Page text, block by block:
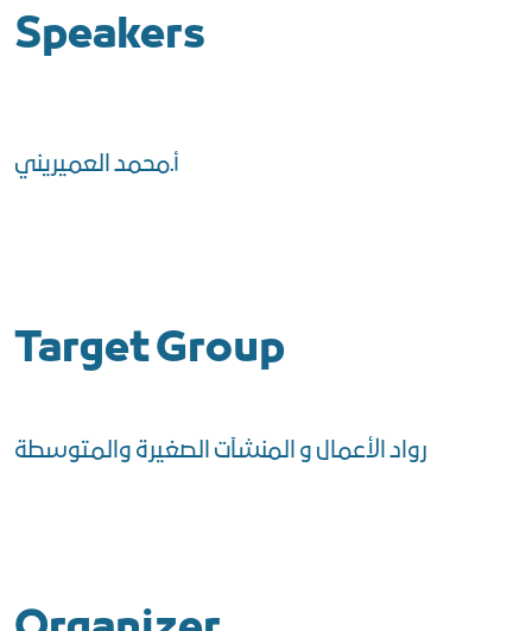
Speakers
أ.محمد العميريني
Target Group
رواد الأعمال و المنشآت الصغيرة والمتوسطة